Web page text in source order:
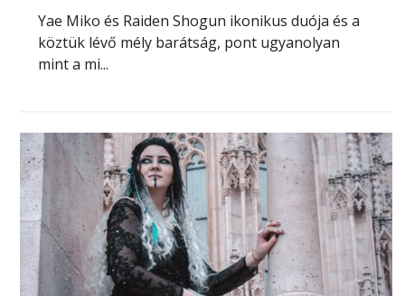
Yae Miko és Raiden Shogun ikonikus duója és a
köztük lévő mély barátság, pont ugyanolyan
mint a mi...